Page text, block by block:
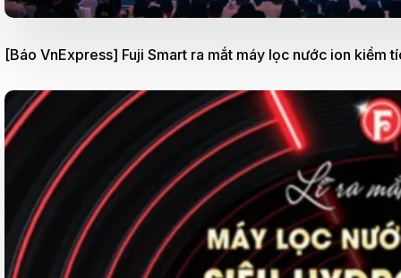
[Báo VnExpress] Fuji Smart ra mắt máy lọc nước ion kiềm